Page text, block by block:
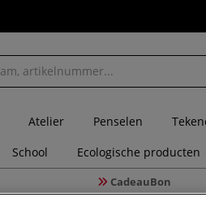
Atelier Penselen
School Ecologische producten
CadeauBon